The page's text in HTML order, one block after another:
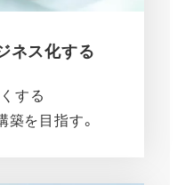
ネス化する
する
を目指す。